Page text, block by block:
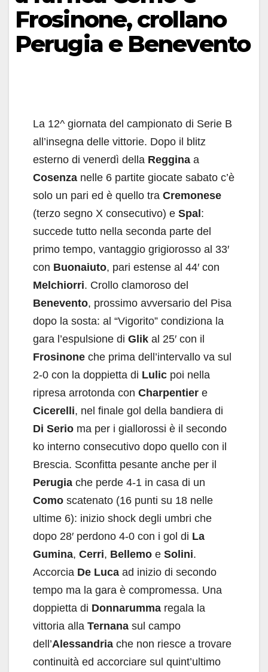
Frosinone, crollano
Perugia e Benevento
La 12^ giornata del campionato di Serie B
all’insegna delle vittorie. Dopo il blitz
esterno di venerdì della Reggina a
Cosenza nelle 6 partite giocate sabato c’è
solo un pari ed è quello tra Cremonese
(terzo segno X consecutivo) e Spal :
succede tutto nella seconda parte del
primo tempo, vantaggio grigiorosso al 33′
con Buonaiuto, pari estense al 44′ con
Melchiorri. Crollo clamoroso del
Benevento, prossimo avversario del Pisa
dopo la sosta: al “Vigorito” condiziona la
gara l’espulsione di Glik al 25′ con il
Frosinone che prima dell’intervallo va sul
2-0 con la doppietta di Lulic poi nella
ripresa arrotonda con Charpentier e
Cicerelli, nel finale gol della bandiera di
Di Serio ma per i giallorossi è il secondo
ko interno consecutivo dopo quello con il
Brescia. Sconfitta pesante anche per il
Perugia che perde 4-1 in casa di un
Como scatenato (16 punti su 18 nelle
ultime 6): inizio shock degli umbri che
dopo 28′ perdono 4-0 con i gol di La
Gumina, Cerri, Bellemo e Solini.
Accorcia De Luca ad inizio di secondo
tempo ma la gara è compromessa. Una
doppietta di Donnarumma regala la
vittoria alla Ternana sul campo
dell’Alessandria che non riesce a trovare
continuità ed accorciare sul quint’ultimo